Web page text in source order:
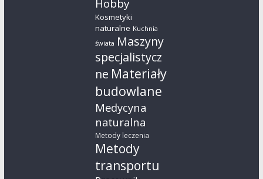
Hobby
Kosmetyki
naturalne Kuchnia
świata Maszyny
specjalistycz
ne Materiały
budowlane
Medycyna
naturalna
Metody leczenia
Metody
transportu